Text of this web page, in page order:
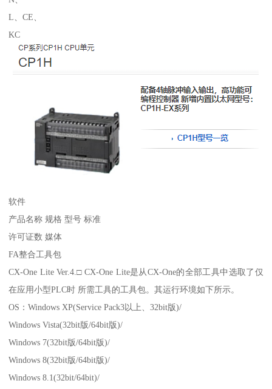
L、CE、
KC
软件
产品名称 规格 型号 标准
许可证数 媒体
FA整合工具包
CX-One Lite Ver.4.□ CX-One Lite是从CX-One的全部工具中选取了仅
在应用小型PLC时 所需工具的工具包。其运行环境如下所示。
OS：Windows XP(Service Pack3以上、32bit版)/
Windows Vista(32bit版/64bit版)/
Windows 7(32bit版/64bit版)/
Windows 8(32bit版/64bit版)/
Windows 8.1(32bit/64bit)/